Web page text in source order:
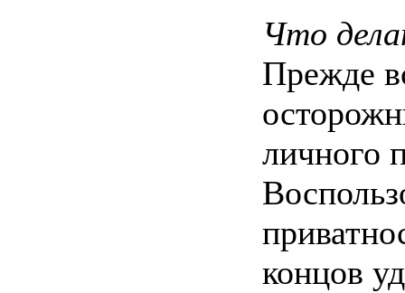
Что
Прежде
личного
концов